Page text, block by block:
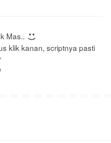
Mas..
klik kanan, scriptnya pasti